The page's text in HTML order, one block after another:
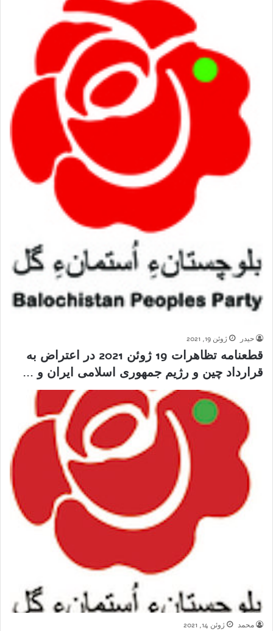
حیدر ژوئن 19, 2021
قطعنامه تظاهرات 19 ژوئن 2021 در اعتراض به
قرارداد چین و رژیم جمهوری اسلامی ایران و …
محمد ژوئن 14, 2021